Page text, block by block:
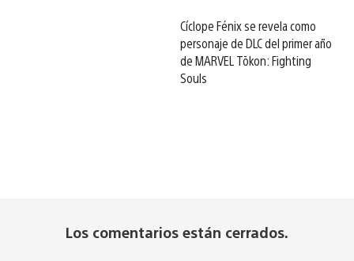
Cíclope Fénix se revela como
personaje de DLC del primer año
de MARVEL Tōkon: Fighting
Souls
Los comentarios están cerrados.